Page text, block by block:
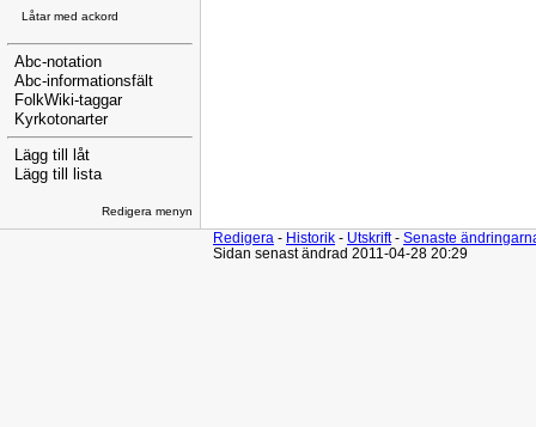
Låtar med ackord
Abc-notation
Abc-informationsfält
FolkWiki-taggar
Kyrkotonarter
Lägg till låt
Lägg till lista
Redigera menyn
Redigera - Historik - Utskrift- Senaste
Sidan senast ändrad 2011-04-28 20:29